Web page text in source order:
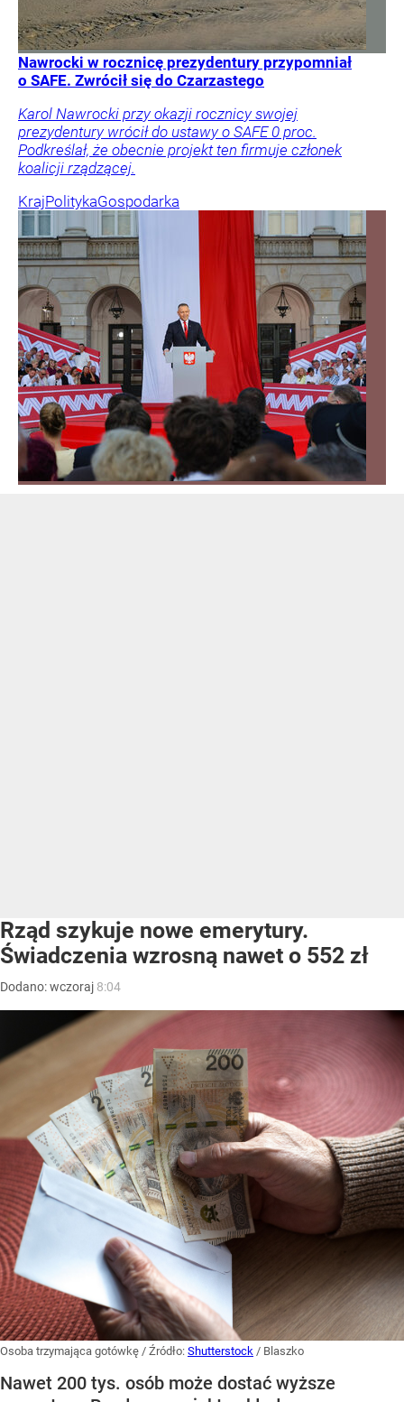
Nawrocki w rocznicę prezydentury przypomniał
o SAFE. Zwrócił się do Czarzastego
Karol Nawrocki przy okazji rocznicy swojej
prezydentury wrócił do ustawy o SAFE 0 proc.
Podkreślał, że obecnie projekt ten firmuje członek
koalicji rządzącej.
KrajPolitykaGospodarka
Rząd szykuje nowe emerytury.
Świadczenia wzrosną nawet o 552 zł
Dodano:wczoraj 8:04
Osoba trzymająca gotówkę / Źródło: Shutterstock / Blaszko
Nawet 200 tys. osób może dostać wyższe